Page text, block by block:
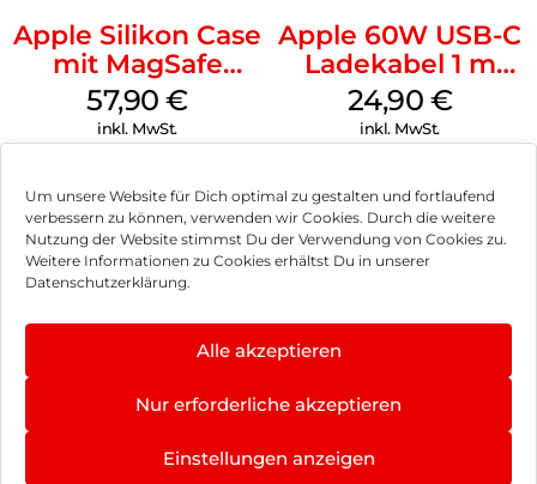
Um unsere Website für Dich optimal zu gestalten und fortlaufend
verbessern zu können, verwenden wir Cookies. Durch die weitere
Nutzung der Website stimmst Du der Verwendung von Cookies zu.
Weitere Informationen zu Cookies erhältst Du in unserer
Datenschutzerklärung.
Alle akzeptieren
Nur erforderliche akzeptieren
Einstellungen anzeigen
Apple Silikon Case
mit MagSafe
iPhone 14 Pro
(PRODUCT)RED
57,90€
inkl. MwSt.
Apple 60W USB-C
Ladekabel 1 m
Weiß
24,90 €
inkl. MwSt.
Impressum
Hinweis zur Batterieentsorgung